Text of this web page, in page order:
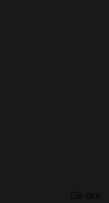
8 ore